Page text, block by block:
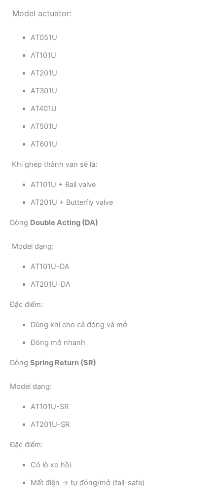
Model actuator:
AT051U
AT101U
AT201U
AT301U
AT401U
AT501U
AT601U
Khi ghép thành van sẽ là:
AT101U + Ball valve
AT201U + Butterfly valve
Dòng Double Acting (DA)
Model dạng:
AT101U-DA
AT201U-DA
Đặc điểm:
Dùng khí cho cả đóng và mở
Đóng mở nhanh
Dòng Spring Return (SR)
Model dạng:
AT101U-SR
AT201U-SR
Đặc điểm:
Có lò xo hồi
Mất điện → tự đóng/mở (fail-safe)